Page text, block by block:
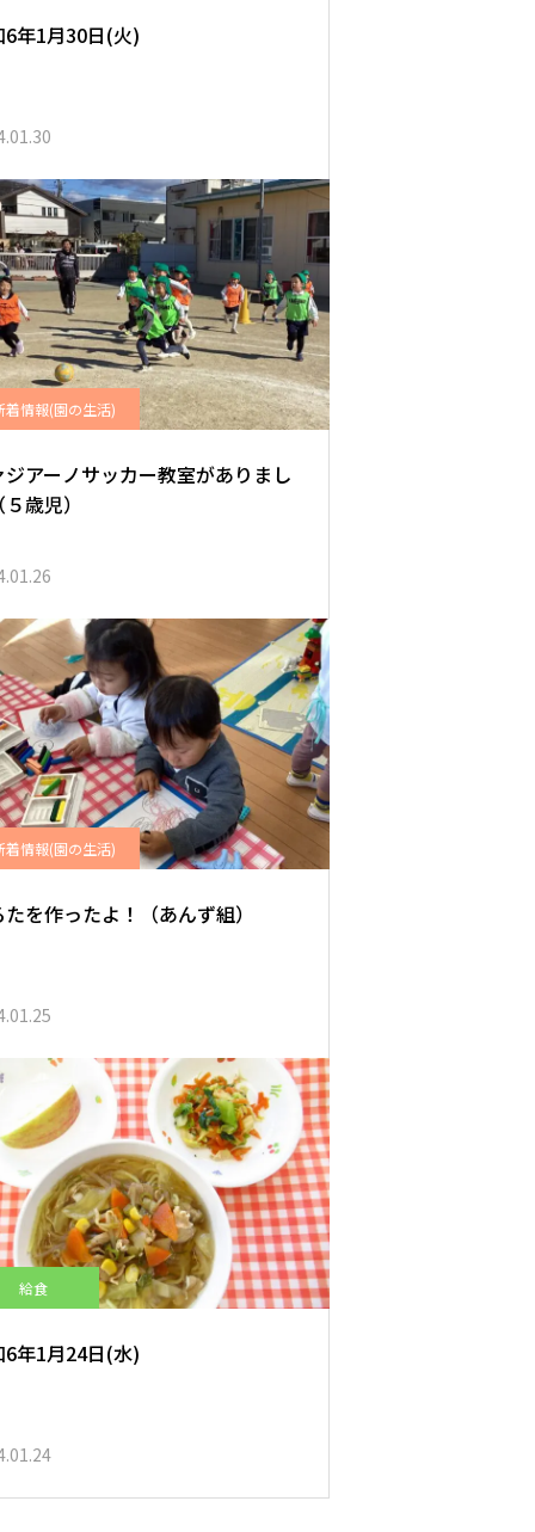
6年1月30日(火)
着情報(園の生活)
アーノサッカー教室がありまし
歳児）
着情報(園の生活)
を作ったよ！（あんず組）
給食
6年1月24日(水)